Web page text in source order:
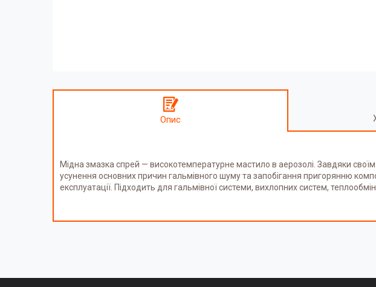
Опис
Мідна змазка спрей — високотемпературне мастило в аерозолі. Завдяки
усунення основних причин гальмівного шуму та запобігання пригорянню
експлуатації. Підходить для гальмівної системи, вихлопних систем,